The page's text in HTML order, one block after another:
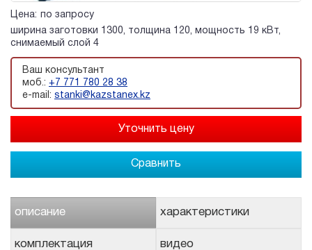
Цена:
по запросу
ширина заготовки 1300, толщина 120, мощность 19 кВт,
снимаемый слой 4
Ваш консультант
моб.: +7 771 780 28 38
e-mail: stanki@kazstanex.kz
Сравнить
описание характеристики
комплектация видео